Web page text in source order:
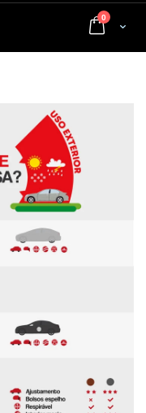
Cart
0 artigos